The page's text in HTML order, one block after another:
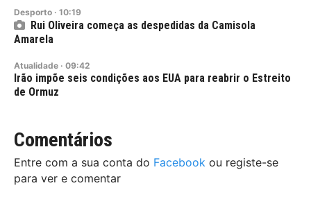
Desporto · 10:19
Rui Oliveira começa as despedidas da Camisola
Amarela
Atualidade · 09:42
Irão impõe seis condições aos EUA para reabrir o Estreito
de Ormuz
Comentários
Entre com a sua conta do Facebook ou registe-se
para ver e comentar